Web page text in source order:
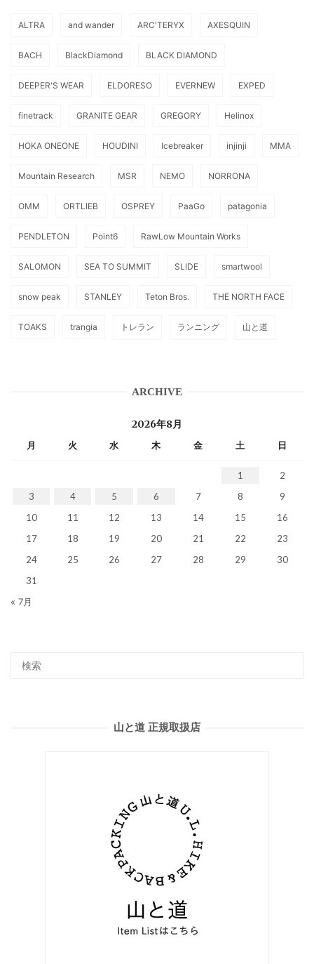
ALTRA and wander ARC'TERYX AXESQUIN
BACH BlackDiamond BLACK DIAMOND
DEEPER'S WEAR ELDORESO EVERNEW EXPED
finetrack GRANITE GEAR GREGORY Helinox
HOKA ONEONE HOUDINI Icebreaker injinji MMA
Mountain Research MSR NEMO NORRONA
OMM ORTLIEB OSPREY PaaGo patagonia
PENDLETON Point6 RawLow Mountain Works
SALOMON SEA TO SUMMIT SLIDE smartwool
snow peak STANLEY Teton Bros. THE NORTH FACE
TOAKS trangia トレラン ランニング 山と道
ARCHIVE
2026年8月
月 火 水 木 金 土 日
1
2
3
4 5 6 7 8
9
10
11 12 13 14 15
16
17
18 19 20 21 22
23
24
25 26 27 28 29
30
31
« 7月
山と道 正規取扱店